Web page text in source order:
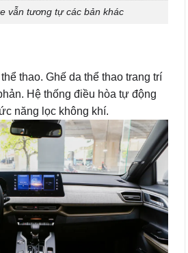
vẫn tương tự các bản khác
thao. Ghế da thể thao trang trí
Hệ thống điều hòa tự động
năng lọc không khí.